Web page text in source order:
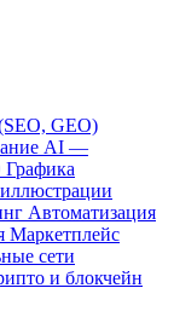
GEO)
AI —
Графика
Автоматизация
Маркетплейс
сети
и блокчейн